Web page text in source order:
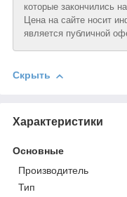
которые закончились
Цена на сайте носит
является публичной
Скрыть
Характеристики
Основные
Производитель
Тип